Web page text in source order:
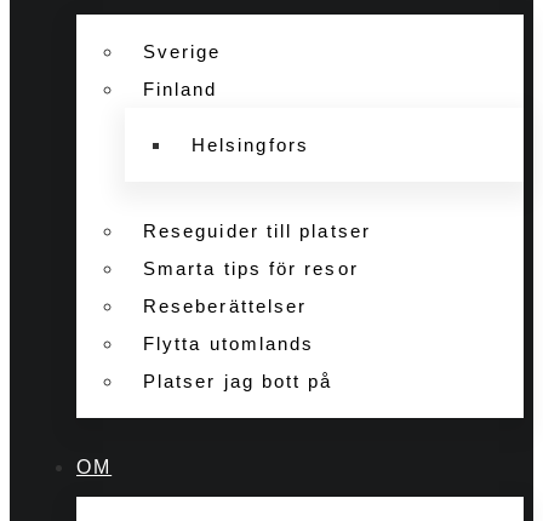
Sverige
Finland
Helsingfors
Reseguider till platser
Smarta tips för resor
Reseberättelser
Flytta utomlands
Platser jag bott på
OM